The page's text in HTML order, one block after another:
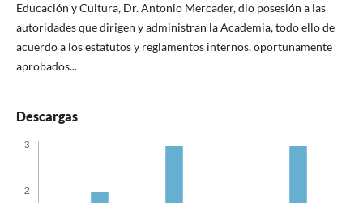
Educación y Cultura, Dr. Antonio Mercader, dio posesión a las
autoridades que dirigen y administran la Academia, todo ello de
acuerdo a los estatutos y reglamentos internos, oportunamente
aprobados...
Descargas